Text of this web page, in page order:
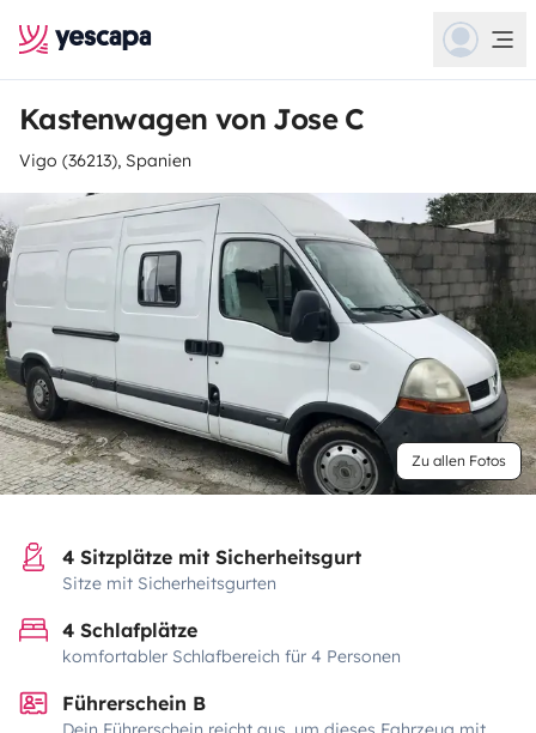
Kastenwagen von Jose C
Vigo (36213), Spanien
Zu allen Fotos
4 Sitzplätze mit Sicherheitsgurt
Sitze mit Sicherheitsgurten
4 Schlafplätze
komfortabler Schlafbereich für 4 Personen
Führerschein B